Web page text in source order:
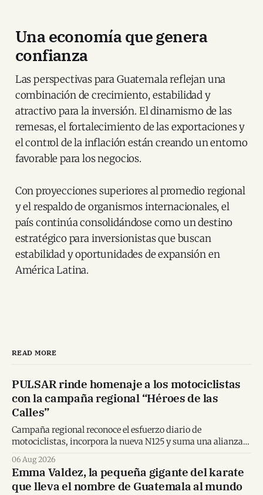
Una economía que genera
confianza
Las perspectivas para Guatemala reflejan una
combinación de crecimiento, estabilidad y
atractivo para la inversión. El dinamismo de las
remesas, el fortalecimiento de las exportaciones y
el control de la inflación están creando un entorno
favorable para los negocios.
Con proyecciones superiores al promedio regional
y el respaldo de organismos internacionales, el
país continúa consolidándose como un destino
estratégico para inversionistas que buscan
estabilidad y oportunidades de expansión en
América Latina.
READ MORE
PULSAR rinde homenaje a los motociclistas
con la campaña regional “Héroes de las
Calles”
Campaña regional reconoce el esfuerzo diario de
motociclistas, incorpora la nueva N125 y suma una alianza
06 Aug 2026
Emma Valdez, la pequeña gigante del karate
que lleva el nombre de Guatemala al mundo